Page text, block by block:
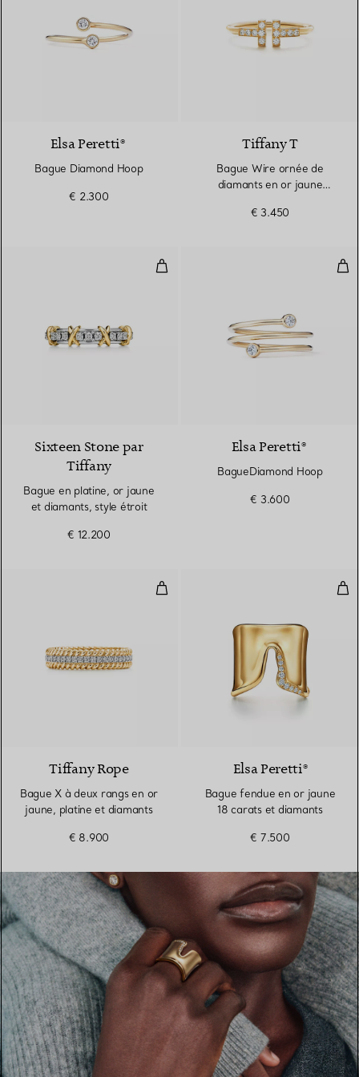
Elsa Peretti®
Bague Diamond Hoop
€ 2.300
Tiffany T
Bague Wire ornée de
diamants en or jaune
€ 3.450
Bague en platine, or jaune et
Sixteen Stone par
Tiffany
Bague en platine, or jaune
et diamants, style étroit
€ 12.200
Elsa Peretti®
BagueDiamond Hoop
€ 3.600
Bague X à deux rangs en or
Tiffany Rope
Bague X à deux rangs en or
jaune, platine et diamants
€ 8.900
Elsa Peretti®
Bague fendue en or jaune
18 carats et diamants
€ 7.500